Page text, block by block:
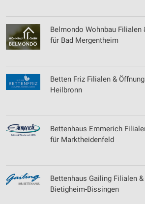
Belmondo Wohnbau Filialen
für Bad Mergentheim
Betten Friz Filialen &
Heilbronn
Bettenhaus Emmerich
für Marktheidenfeld
Bettenhaus Gailing Filialen
Bietigheim-Bissingen